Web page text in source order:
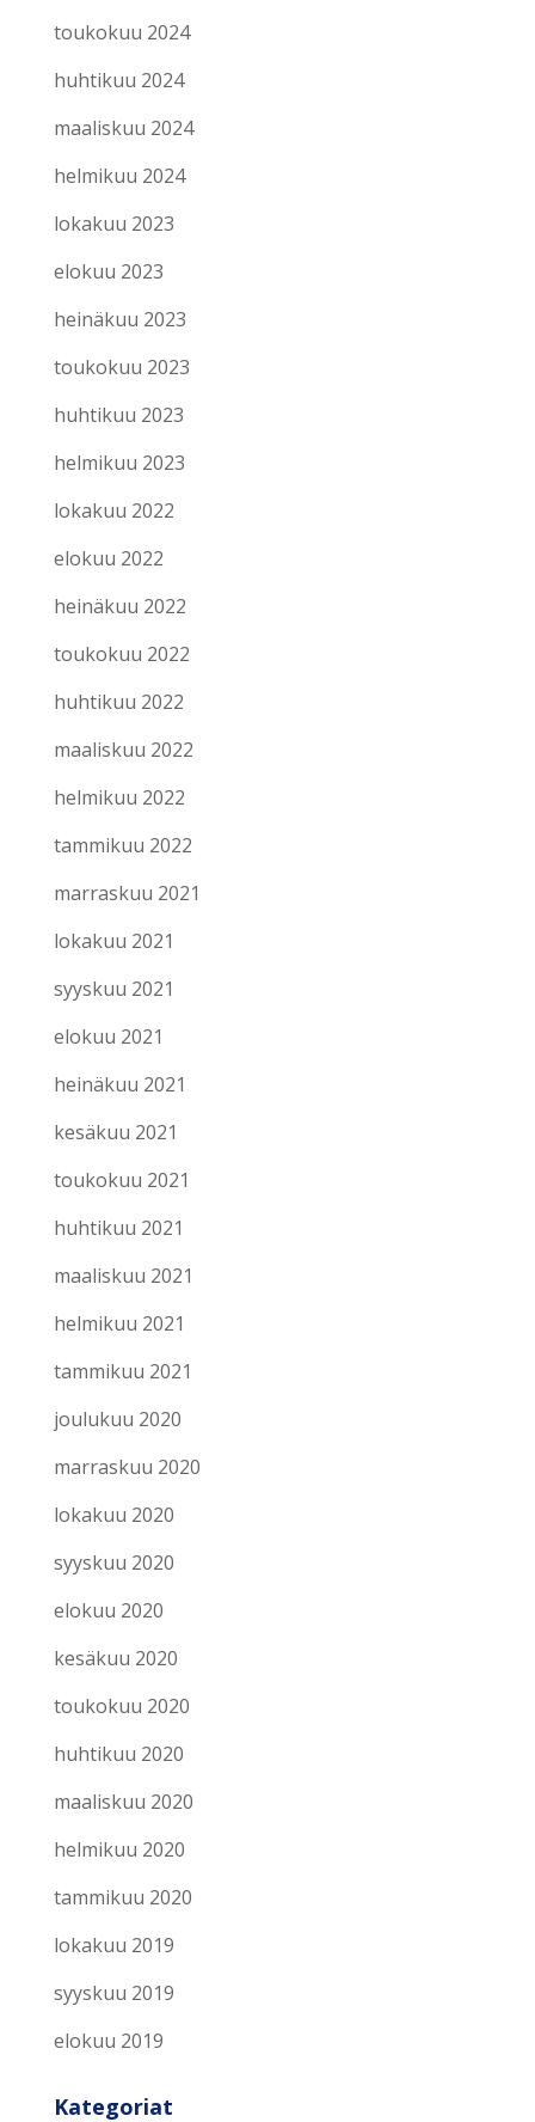
toukokuu 2024
huhtikuu 2024
maaliskuu 2024
helmikuu 2024
lokakuu 2023
elokuu 2023
heinäkuu 2023
toukokuu 2023
huhtikuu 2023
helmikuu 2023
lokakuu 2022
elokuu 2022
heinäkuu 2022
toukokuu 2022
huhtikuu 2022
maaliskuu 2022
helmikuu 2022
tammikuu 2022
marraskuu 2021
lokakuu 2021
syyskuu 2021
elokuu 2021
heinäkuu 2021
kesäkuu 2021
toukokuu 2021
huhtikuu 2021
maaliskuu 2021
helmikuu 2021
tammikuu 2021
joulukuu 2020
marraskuu 2020
lokakuu 2020
syyskuu 2020
elokuu 2020
kesäkuu 2020
toukokuu 2020
huhtikuu 2020
maaliskuu 2020
helmikuu 2020
tammikuu 2020
lokakuu 2019
syyskuu 2019
elokuu 2019
Kategoriat